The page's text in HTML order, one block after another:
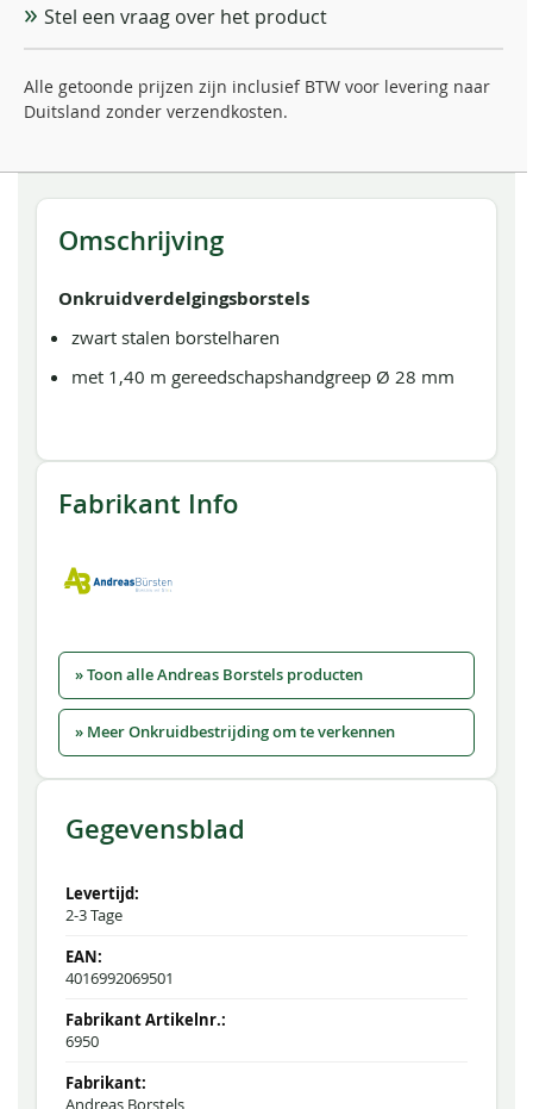
Stel een vraag over het product
Alle getoonde prijzen zijn inclusief BTW voor levering naar
Duitsland zonder verzendkosten.
Omschrijving
Onkruidverdelgingsborstels
zwart stalen borstelharen
met 1,40 m gereedschapshandgreep Ø 28 mm
Fabrikant Info
» Toon alle Andreas Borstels producten
» Meer Onkruidbestrijding om te verkennen
Gegevensblad
2-3 Tage
4016992069501
6950
Andreas Borstels